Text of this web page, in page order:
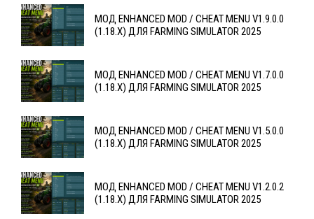
МОД ENHANCED MOD / CHEAT MENU V1.9.0.0
(1.18.X) ДЛЯ FARMING SIMULATOR 2025
МОД ENHANCED MOD / CHEAT MENU V1.7.0.0
(1.18.X) ДЛЯ FARMING SIMULATOR 2025
МОД ENHANCED MOD / CHEAT MENU V1.5.0.0
(1.18.X) ДЛЯ FARMING SIMULATOR 2025
МОД ENHANCED MOD / CHEAT MENU V1.2.0.2
(1.18.X) ДЛЯ FARMING SIMULATOR 2025